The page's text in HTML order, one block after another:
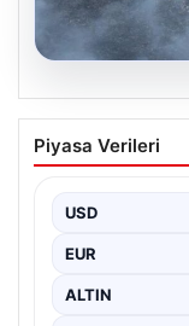
Tunceli’de
sıçrayan
Piyasa Verileri
USD
EUR
ALTIN